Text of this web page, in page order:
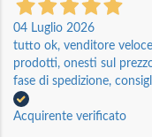
04 Luglio 2026
tutto ok, venditore
prodotti, onesti sul
fase di spedizione,
Acquirente verificato